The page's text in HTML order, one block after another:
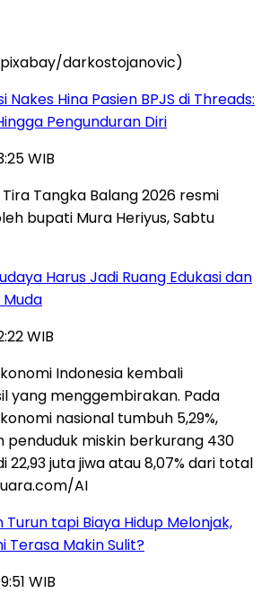
Hina Pasien BPJS di Threads:
Pengunduran Diri
WIB
Harus Jadi Ruang Edukasi dan
WIB
Turun tapi Biaya Hidup Melonjak,
Terasa Makin Sulit?
WIB